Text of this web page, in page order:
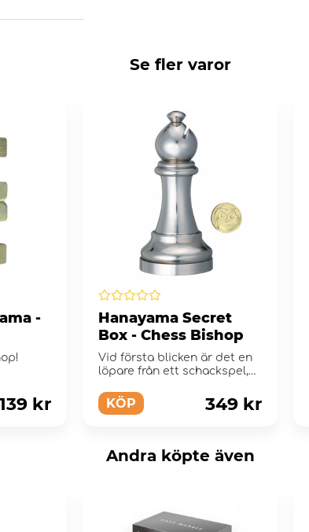
Se fler varor
-
139 kr
Hanayama Secret
Box - Chess Bishop
Vid första blicken är det en
löpare från ett schackspel,
KÖP 349 kr
Andra köpte även